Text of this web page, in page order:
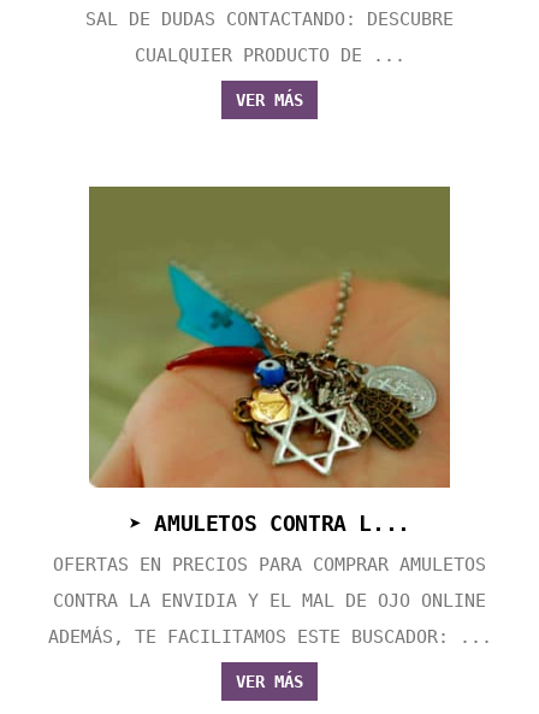
SAL DE DUDAS CONTACTANDO: DESCUBRE
CUALQUIER PRODUCTO DE ...
VER MÁS
➤ AMULETOS CONTRA L...
OFERTAS EN PRECIOS PARA COMPRAR AMULETOS
CONTRA LA ENVIDIA Y EL MAL DE OJO ONLINE
ADEMÁS, TE FACILITAMOS ESTE BUSCADOR: ...
VER MÁS